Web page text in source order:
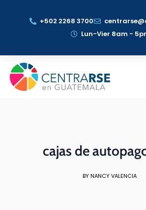
+502 2268 3700
Lun-Vier 8am -
cajas de
BY NANCY VALENCIA